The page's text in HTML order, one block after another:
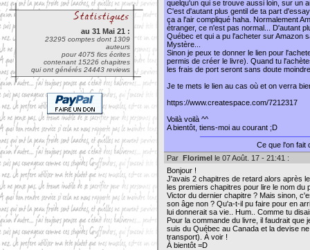
au 31 Mai 21 :
23295 comptes dont 1309
auteurs
pour 4075 fics écrites
contenant 15226 chapitres
qui ont générés 24443 reviews
quelqu'un qui se trouve aussi loin, sur un
C'est d'autant plus gentil de ta part
ça a l'air compliqué haha. Normalement
étranger, ce n'est pas normal... D'autant
Québec et qui a pu l'acheter sur Amazon
Mystère...
Sinon je peux te donner le lien pour
permis de créer le livre). Quand tu
les frais de port seront sans doute
Je te mets le lien au cas où et on verra
https://www.createspace.com/7212317
Voilà voilà ^^
A bientôt, tiens-moi au courant ;D
Ce que l'on fait
Par Florimel le 07 Août. 17 - 21:41 :
Bonjour !
J'avais 2 chapitres de retard alors après
les premiers chapitres pour lire le nom du
Victor du dernier chapitre ? Mais sinon,
son âge non ? Qu'a-t-il pu faire pour en
lui donnerait sa vie.. Hum.. Comme tu
Pour la commande du livre, il faudrait
suis du Québec au Canada et la devise
transport). À voir !
À bientôt =D